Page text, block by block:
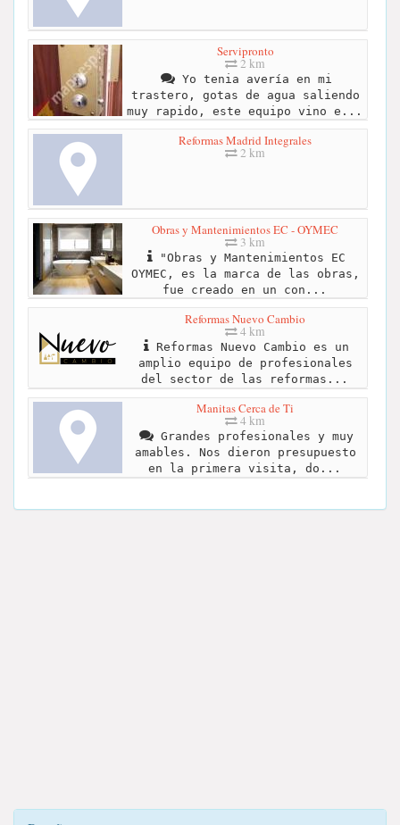
Servipronto
2 km
Yo tenia avería en mi
trastero, gotas de agua saliendo
muy rapido, este equipo vino e...
Reformas Madrid Integrales
2 km
Obras y Mantenimientos EC - OYMEC
3 km
"Obras y Mantenimientos EC
OYMEC, es la marca de las obras,
fue creado en un con...
Reformas Nuevo Cambio
4 km
Reformas Nuevo Cambio es un
amplio equipo de profesionales
del sector de las reformas...
Manitas Cerca de Ti
4 km
Grandes profesionales y muy
amables. Nos dieron presupuesto
en la primera visita, do...